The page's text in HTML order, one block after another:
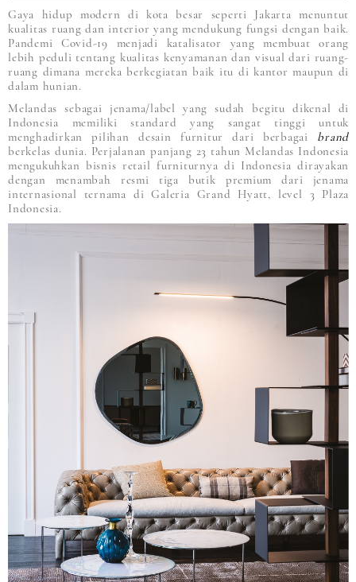
Gaya hidup modern di kota besar seperti Jakarta menuntut
kualitas ruang dan interior yang mendukung fungsi dengan baik.
Pandemi Covid-19 menjadi katalisator yang membuat orang
lebih peduli tentang kualitas kenyamanan dan visual dari ruang-
ruang dimana mereka berkegiatan baik itu di kantor maupun di
dalam hunian.
Melandas sebagai jenama/label yang sudah begitu dikenal di
Indonesia memiliki standard yang sangat tinggi untuk
menghadirkan pilihan desain furnitur dari berbagaibrand
berkelas dunia. Perjalanan panjang 23 tahun Melandas Indonesia
mengukuhkan bisnis retail furniturnya di Indonesia dirayakan
dengan menambah resmi tiga butik premium dari jenama
internasional ternama di Galeria Grand Hyatt, level 3 Plaza
Indonesia.